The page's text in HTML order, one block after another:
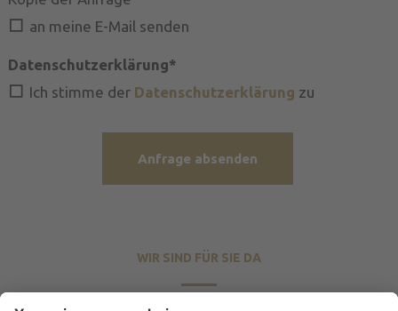
an meine E-Mail senden
Datenschutzerklärung*
Ich stimme der Datenschutzerklärung zu
Anfrage absenden
WIR SIND FÜR SIE DA